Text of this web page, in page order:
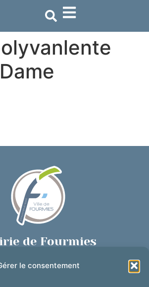
le consentement
de Fourmies
03 27 59 69 79